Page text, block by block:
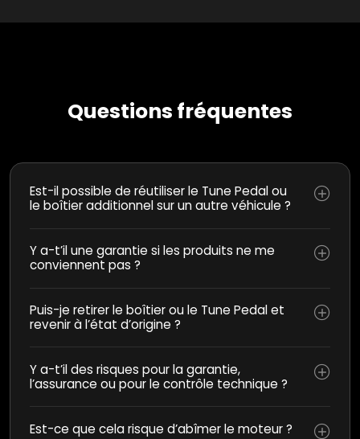
Questions fréquentes
Est-il possible de réutiliser le Tune Pedal ou
le boîtier additionnel sur un autre véhicule ?
Y a-t’il une garantie si les produits ne me
conviennent pas ?
Puis-je retirer le boîtier ou le Tune Pedal et
revenir à l’état d’origine ?
Y a-t’il des risques pour la garantie,
l’assurance ou pour le contrôle technique ?
Est-ce que cela risque d’abîmer le moteur ?